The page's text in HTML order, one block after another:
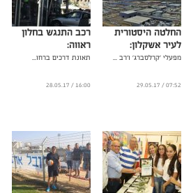
החלטה היסטורית
לעיר אשקלון:
מפעלי 'קרלסברג' ו'רב ...
07:52 / 29.05.17
רכב התנגש בחלון
ראווה:
תאונת דרכים ברחו...
16:00 / 28.05.17